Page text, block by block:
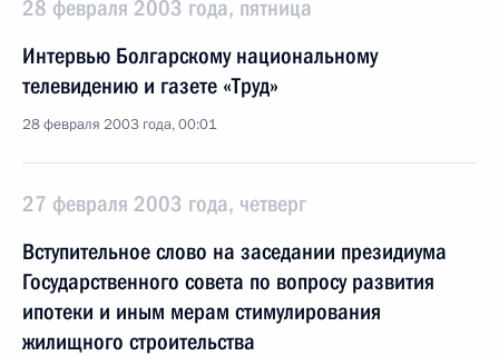
28 февраля 2003 года, пятница
Интервью Болгарскому национальному
телевидению и газете «Труд»
28 февраля 2003 года, 00:01
27 февраля 2003 года, четверг
Вступительное слово на заседании президиума
Государственного совета по вопросу развития
ипотеки и иным мерам стимулирования
жилищного строительства